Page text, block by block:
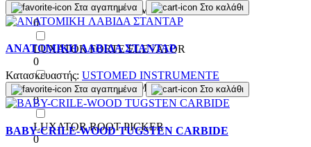
LONDON COLLEGE MODIFIED
0
LUXATOR FORTE ELEVATOR
0
LUXATOR PERIOTOME
0
LUXATOR ROOT PICKER
0
Στα αγαπημένα Στο καλάθι
ANATOMIKH ΛΑΒΙΔΑ ΣΤΑΝΤΑΡ
Κατασκευαστής: USTOMED INSTRUMENTE
Στα αγαπημένα Στο καλάθι
BABY-CRILE-WOOD TUGSTEN CARBIDE